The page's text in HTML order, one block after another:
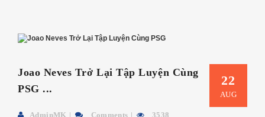
22
AUG
Joao Neves Trở Lại Tập Luyện Cùng
PSG ...
AdminMK Comments 3538